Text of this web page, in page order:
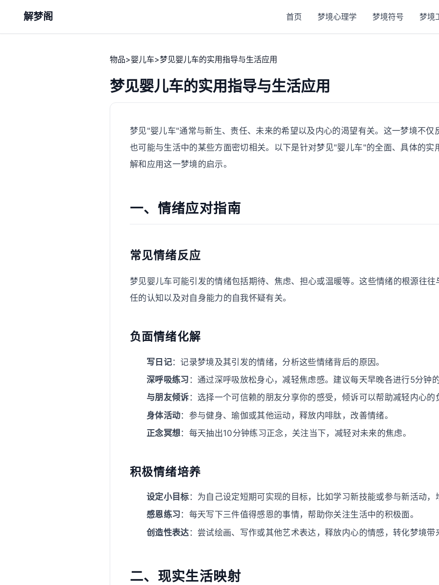
解梦阁 首页 梦境心理学 梦境符号 梦境
物品>婴儿车>梦见婴儿车的实用指导与生活应用
梦见婴儿车的实用指导与生活应用
梦见"婴儿车"通常与新生、责任、未来的希望以及内心的渴望有关。这一梦境不仅
也可能与生活中的某些方面密切相关。以下是针对梦见"婴儿车"的全面、具体的实
解和应用这一梦境的启示。
一、情绪应对指南
常见情绪反应
梦见婴儿车可能引发的情绪包括期待、焦虑、担心或温暖等。这些情绪的根源往往
任的认知以及对自身能力的自我怀疑有关。
负面情绪化解
写日记：记录梦境及其引发的情绪，分析这些情绪背后的原因。
深呼吸练习 ：通过深呼吸放松身心，减轻焦虑感。建议每天早晚各进行5分钟的
与朋友倾诉 ：选择一个可信赖的朋友分享你的感受，倾诉可以帮助减轻内心的
身体活动：参与健身、瑜伽或其他运动，释放内啡肽，改善情绪。
正念冥想：每天抽出10分钟练习正念，关注当下，减轻对未来的焦虑。
积极情绪培养
设定小目标 ：为自己设定短期可实现的目标，比如学习新技能或参与新活动，
感恩练习 ：每天写下三件值得感恩的事情，帮助你关注生活中的积极面。
创造性表达 ：尝试绘画、写作或其他艺术表达，释放内心的情感，转化梦境带
二、现实生活映射